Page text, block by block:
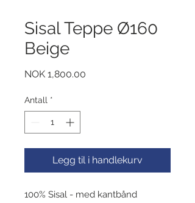
Sisal Teppe Ø160
Beige
NOK 1,800.00
Antall *
Legg til i handlekurv
100% Sisal - med kantbånd